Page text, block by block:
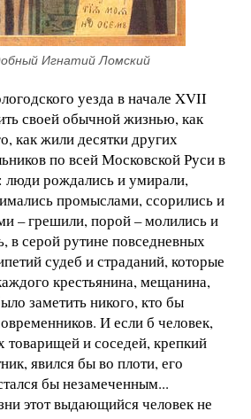
Игнатий Ломский
уезда в начале XVII
своей обычной жизнью, как
как жили десятки других
по всей Московской Руси в
люди рождались и умирали,
промыслами, ссорились и
– грешили, порой – молились и
в серой рутине повседневных
судеб и страданий, которые
крестьянина, мещанина,
заметить никого, кто бы
И если б человек,
товарищей и соседей, крепкий
явился бы во плоти, его
бы незамеченным...
этот выдающийся человек не